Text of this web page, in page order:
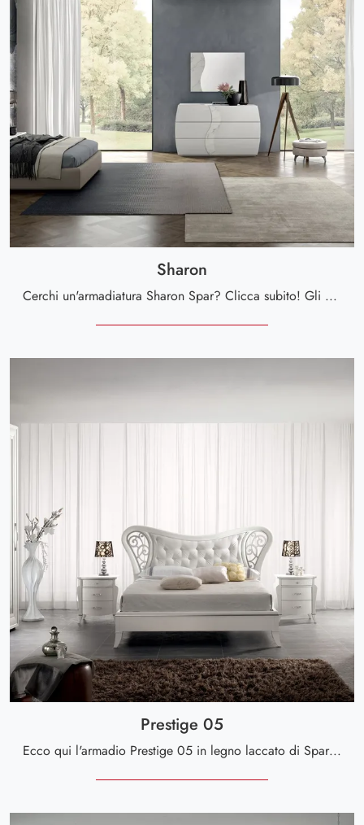
Sharon
Cerchi un'armadiatura Sharon Spar? Clicca subito! Gli armadi a muro con ante scorrevoli ti aspettano.
Prestige 05
Ecco qui l'armadio Prestige 05 in legno laccato di Spar! Una ricca gamma di armadi a muro con ante scorrevoli.